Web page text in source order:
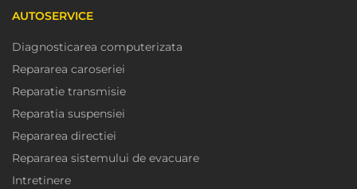
AUTOSERVICE
Diagnosticarea computerizata
Repararea caroseriei
Reparatie transmisie
Reparatia suspensiei
Repararea directiei
Repararea sistemului de evacuare
Intretinere